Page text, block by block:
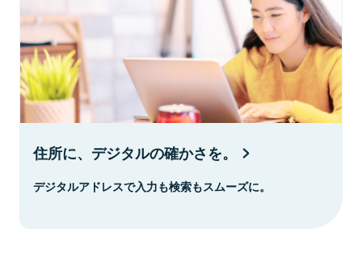
住所に、デジタルの確かさを。
デジタルアドレスで入力も検索もスムーズに。